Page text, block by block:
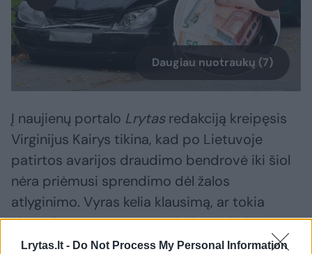
Lrytas.lt - Do Not Process My Personal Information
Daugiau nuotraukų (7)
Į naujienų portalo Lrytasredakciją kreipęsis
Virginijus Kairys tikina, kad po Lietuvoje
patirtos avarijos draudimo bendrovė iki šiol
nėra priėmusi sprendimo dėl žalos
atlyginimo. Vyras kelia klausimą, ar tokia
situacija yra pagrįstas sudėtingos bylos
tyrimas, ar vis dėlto nepateisinamas bylos